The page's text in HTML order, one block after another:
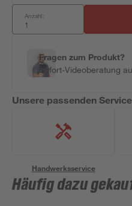
Anzahl:
Fragen zum Produkt?
Sofort-Videoberatung
Unsere passenden
Handwerksservice
Häufig dazu